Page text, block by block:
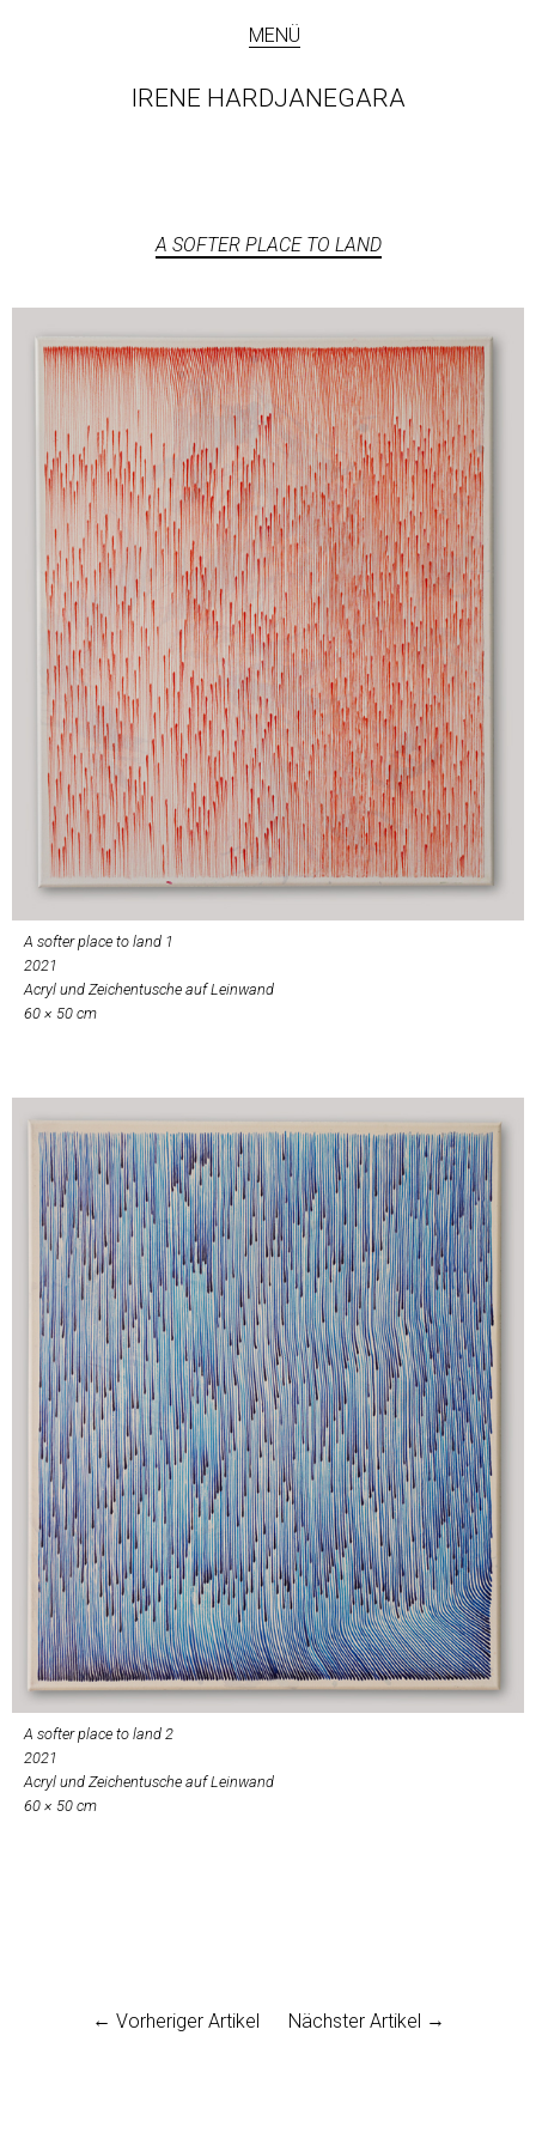
MENÜ
IRENE HARDJANEGARA
A SOFTER PLACE TO LAND
A softer place to land 1
2021
Acryl und Zeichentusche auf Leinwand
60 × 50 cm
A softer place to land 2
2021
Acryl und Zeichentusche auf Leinwand
60 × 50 cm
Vorheriger Artikel Nächster Artikel